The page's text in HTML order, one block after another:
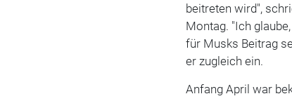
beitreten wird",
Montag. "Ich
für Musks Beitrag
er zugleich ein.
Anfang April war